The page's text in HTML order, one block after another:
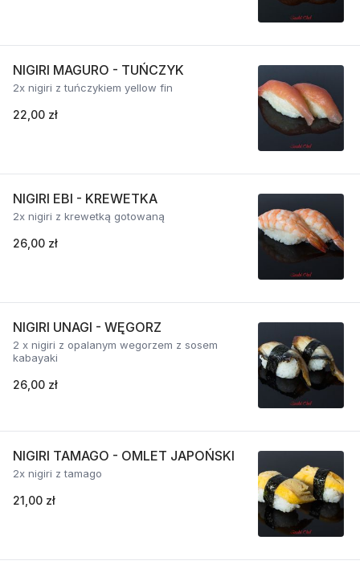
NIGIRI MAGURO - TUŃCZYK
2x nigiri z tuńczykiem yellow fin
22,00 zł
NIGIRI EBI - KREWETKA
2x nigiri z krewetką gotowaną
26,00 zł
NIGIRI UNAGI - WĘGORZ
2 x nigiri z opalanym wegorzem z sosem
kabayaki
26,00 zł
NIGIRI TAMAGO - OMLET JAPOŃSKI
2x nigiri z tamago
21,00 zł